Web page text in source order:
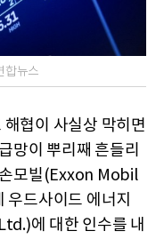
합뉴스
협이 사실상 막히면
망이 뿌리째 흔들리
모빌(Exxon Mobil
드사이드 에너지
에 대한 인수를 내